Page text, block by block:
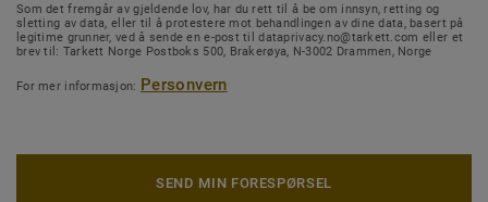
Som det fremgår av gjeldende lov, har du rett til å be om innsyn, retting og
sletting av data, eller til å protestere mot behandlingen av dine data, basert på
legitime grunner, ved å sende en e-post til dataprivacy.no@tarkett.com eller et
brev til: Tarkett Norge Postboks 500, Brakerøya, N-3002 Drammen, Norge
For mer informasjon: Personvern
SEND MIN FORESPØRSEL